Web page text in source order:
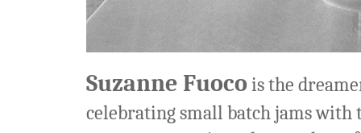
Suzanne Fuoco is the
celebrating small batch jams with